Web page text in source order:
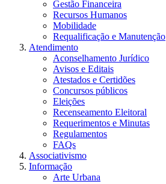
Gestão Financeira
Recursos Humanos
Mobilidade
Requalificação e Manutenção
Atendimento
Aconselhamento Jurídico
Avisos e Editais
Atestados e Certidões
Concursos públicos
Eleições
Recenseamento Eleitoral
Requerimentos e Minutas
Regulamentos
FAQs
Associativismo
Informação
Arte Urbana